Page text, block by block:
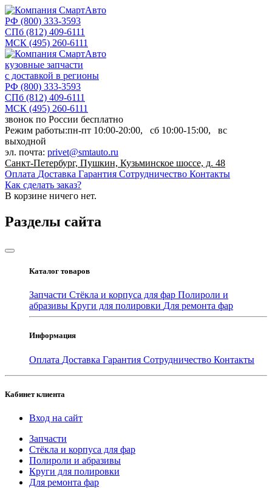
РФ (800) 333-3593
СПб (812) 409-6111
МСК (495) 260-6111
кузовные запчасти
с доставкой в регионы
РФ (800) 333-3593
СПб (812) 409-6111
МСК (495) 260-6111
звонок по России бесплатно
Режим работы:пн-пт 10:00-20:00, сб 10:00-15:00, вс
выходной
эл. почта: privet@smtauto.ru
Санкт-Петербург, Пушкин, Кузьминское шоссе, д. 48
Оплата Доставка Гарантия Сотрудничество Контакты
Как сделать заказ?
В корзине ничего нет.
Разделы сайта
Каталог товаров
Запчасти Стёкла и корпуса для фар Полироли и
абразивы Круги для полировки Для ремонта фар
Информация
Оплата Доставка Гарантия Сотрудничество Контакты
Кабинет клиента
Вход на сайт
Запчасти
Стёкла и корпуса для фар
Полироли и абразивы
Круги для полировки
Для ремонта фар